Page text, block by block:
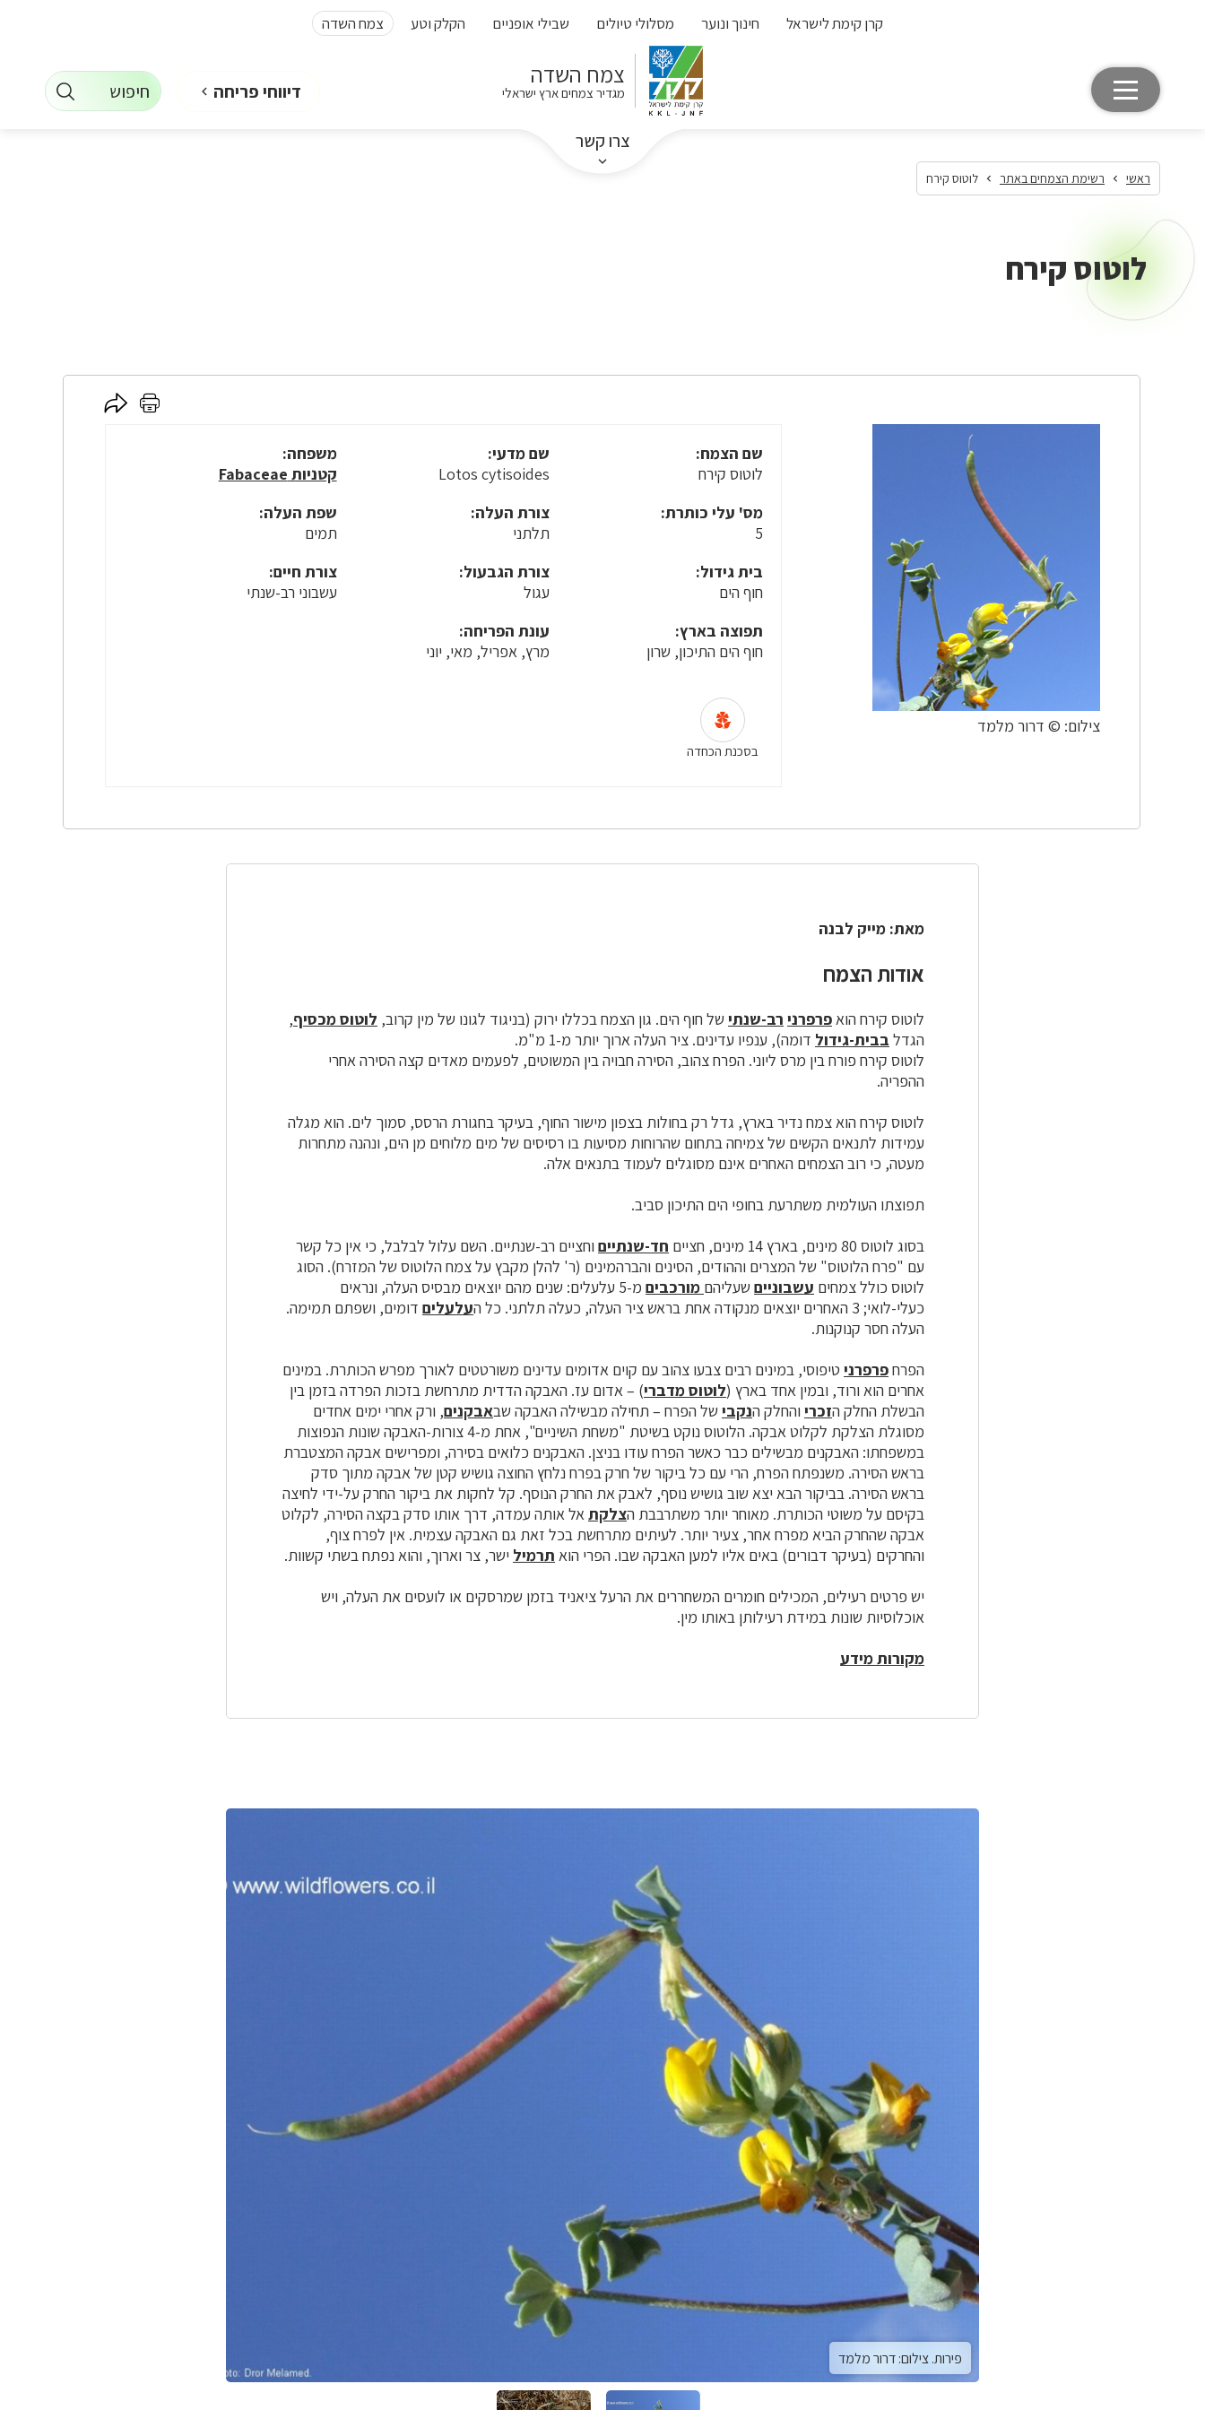
קרן קימת לישראל חינוך ונוער מסלולי טיולים שבילי אופניים הקלק וטע צמח השדה
צמח השדה
מגדיר צמחים ארץ ישראלי
צרו קשר
דיווחי פריחה חיפוש
ראשי רשימת הצמחים באתר לוטוס קירח
לוטוס קירח
צילום: © דרור מלמד
לחץ
לחץ
שם הצמח:
לוטוס קירח
שם מדעי:
Lotos cytisoides
משפחה:
קטניות Fabaceae
מס' עלי כותרת:
5
צורת העלה:
תלתני
שפת העלה:
תמים
בית גידול:
חוף הים
צורת הגבעול:
עגול
צורת חיים:
עשבוני רב-שנתי
תפוצה בארץ:
חוף הים התיכון, שרון
עונת הפריחה:
מרץ, אפריל, מאי, יוני
בסכנת הכחדה
מאת: מייק לבנה
אודות הצמח
לוטוס קירח הואפרפרני רב-שנתי של חוף הים. גון הצמח בכללו ירוק (בניגוד לגונו של מין קרוב, לוטוס מכסיף,
הגדל בבית-גידול דומה), ענפיו עדינים. ציר העלה ארוך יותר מ-1 מ"מ.
לוטוס קירח פורח בין מרס ליוני. הפרח צהוב, הסירה חבויה בין המשוטים, לפעמים מאדים קצה הסירה אחרי
ההפריה.
לוטוס קירח הוא צמח נדיר בארץ, גדל רק בחולות בצפון מישור החוף, בעיקר בחגורת הרסס, סמוך לים. הוא מגלה
עמידות לתנאים הקשים של צמיחה בתחום שהרוחות מסיעות בו רסיסים של מים מלוחים מן הים, ונהנה מתחרות
מעטה, כי רוב הצמחים האחרים אינם מסוגלים לעמוד בתנאים אלה.
תפוצתו העולמית משתרעת בחופי הים התיכון סביב.
בסוג לוטוס 80 מינים, בארץ 14 מינים, חציים
חד-שנתיים וחציים רב-שנתיים. השם עלול לבלבל, כי אין כל קשר
עם "פרח הלוטוס" של המצרים וההודים, הסינים והברהמינים (ר' להלן מקבץ על צמח הלוטוס של המזרח). הסוג
לוטוס כולל צמחים עשבוניים שעליהם מורכבים
מ-5 עלעלים: שנים מהם יוצאים מבסיס העלה, ונראים
כעלי-לואי; 3 האחרים יוצאים מנקודה אחת בראש ציר העלה, כעלה תלתני. כל ה
עלעלים דומים, ושפתם תמימה.
העלה חסר קנוקנות.
הפרחפרפרני טיפוסי, במינים רבים צבעו צהוב עם קוים אדומים עדינים משורטטים לאורך מפרש הכותרת. במינים
אחרים הוא ורוד, ובמין אחד בארץ (לוטוס מדברי) – אדום עז. האבקה הדדית מתרחשת בזכות הפרדה בזמן בין
הבשלת החלק הזכרי והחלק הנקבי של הפרח – תחילה מבשילה האבקה שבאבקנים, ורק אחרי ימים אחדים
מסוגלת הצלקת לקלוט אבקה. הלוטוס נוקט בשיטת "משחת השיניים", אחת מ-4 צורות-האבקה שונות הנפוצות
במשפחתו: האבקנים מבשילים כבר כאשר הפרח עודו בניצן. האבקנים כלואים בסירה, ומפרישים אבקה המצטברת
בראש הסירה. משנפתח הפרח, הרי עם כל ביקור של חרק בפרח נלחץ החוצה גושיש קטן של אבקה מתוך סדק
בראש הסירה. בביקור הבא יצא שוב גושיש נוסף, לאבק את החרק הנוסף. קל לחקות את ביקור החרק על-ידי לחיצה
בקיסם על משוטי הכותרת. מאוחר יותר משתרבבת הצלקתאל אותה עמדה, דרך אותו סדק בקצה הסירה, לקלוט
אבקה שהחרק הביא מפרח אחר, צעיר יותר. לעיתים מתרחשת בכל זאת גם האבקה עצמית. אין לפרח צוף,
והחרקים (בעיקר דבורים) באים אליו למען האבקה שבו. הפרי הוא תרמיל ישר, צר וארוך, והוא נפתח בשתי קשוות.
יש פרטים רעילים, המכילים חומרים המשחררים את הרעל ציאניד בזמן שמרסקים או לועסים את העלה, ויש
אוכלוסיות שונות במידת רעילותן באותו מין.
מקורות מידע
פירות. צילום: דרור מלמד